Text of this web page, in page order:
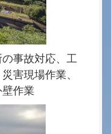
事故対応、工
害現場作業、
作業